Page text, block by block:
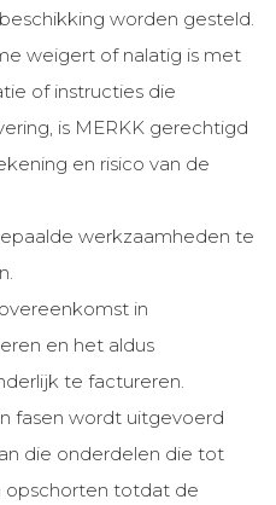
worden gesteld.
weigert of nalatig is met
of instructies die
is MERKK gerechtigd
en risico van de
werkzaamheden te
in
en het aldus
te factureren.
fasen wordt uitgevoerd
die onderdelen die tot
opschorten totdat de